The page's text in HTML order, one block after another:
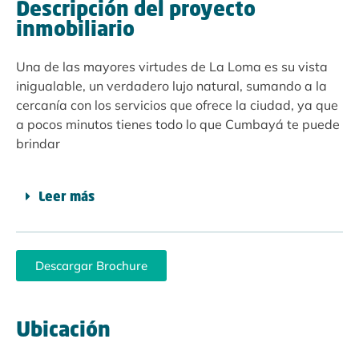
Descripción del proyecto
inmobiliario
Una de las mayores virtudes de La Loma es su vista
inigualable, un verdadero lujo natural, sumando a la
cercanía con los servicios que ofrece la ciudad, ya que
a pocos minutos tienes todo lo que Cumbayá te puede
brindar
Leer más
Descargar Brochure
Ubicación